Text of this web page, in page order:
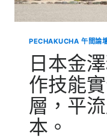
PECHAKUCHA 午間論
日本金
作技能
層，平
本。